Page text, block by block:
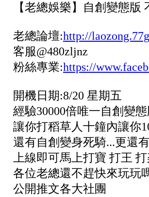
【老總娛樂】自創變態
老總論壇:http://
客服@480zljnz
粉絲專業:https://
開機日期:8/20 星期五
經驗30000倍唯一自創變
讓你打稻草人十鐘內讓你
還有自創變身死騎...更還
上線即可馬上打寶 打王
各位老總還不趕快來玩玩
公開推文各大社團